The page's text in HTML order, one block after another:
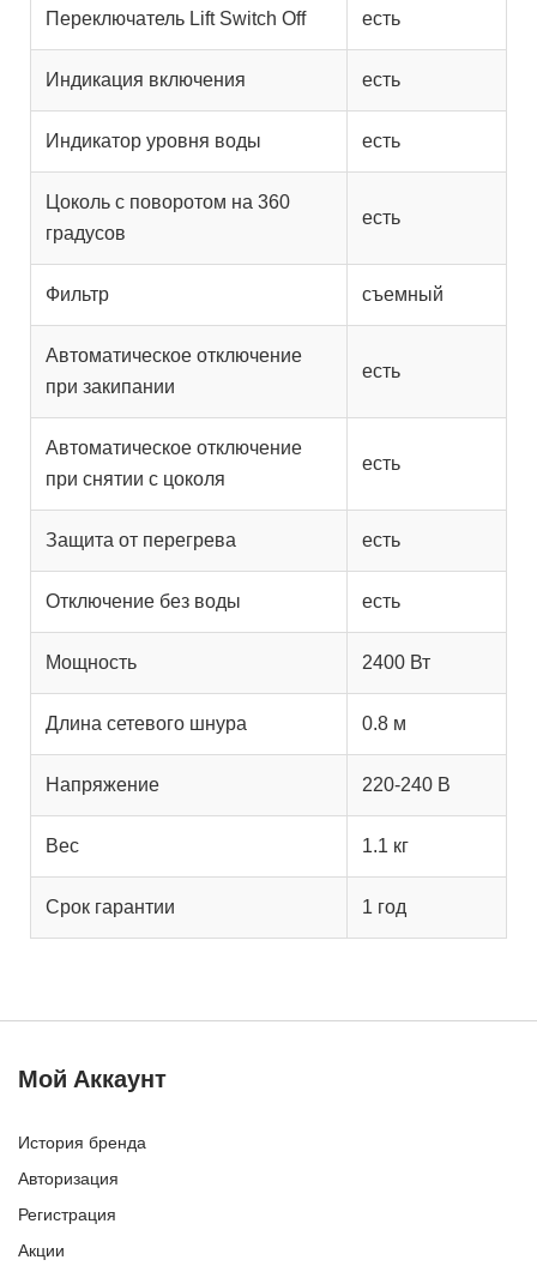
Переключатель Lift Switch Off есть
Индикация включения есть
Индикатор уровня воды есть
Цоколь с поворотом на 360
градусов
есть
Фильтр съемный
Автоматическое отключение
при закипании
есть
Автоматическое отключение
при снятии с цоколя
есть
Защита от перегрева есть
Отключение без воды есть
Мощность 2400 Вт
Длина сетевого шнура 0.8 м
Напряжение 220-240 В
Вес 1.1 кг
Срок гарантии 1 год
Мой Аккаунт
История бренда
Авторизация
Регистрация
Акции